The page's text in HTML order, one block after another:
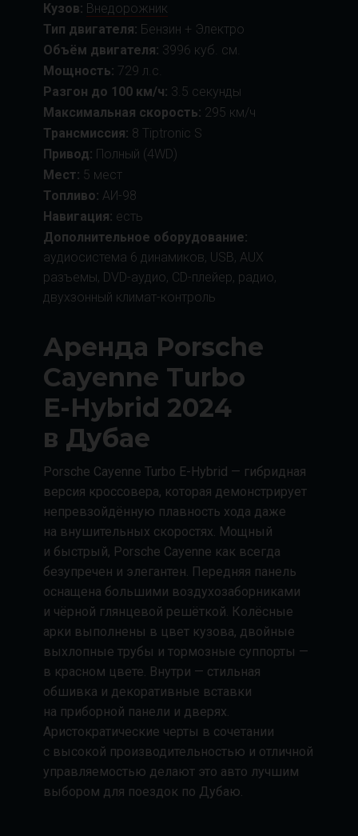
Porsche Cayenne Turbo E-Hybrid — гибридная
версия кроссовера, которая демонстрирует
непревзойдённую плавность хода даже
на внушительных скоростях. Мощный
и быстрый, Porsche Cayenne как всегда
безупречен и элегантен. Передняя панель
оснащена большими воздухозаборниками
и чёрной глянцевой решёткой. Колёсные
арки выполнены в цвет кузова, двойные
выхлопные трубы и тормозные суппорты —
в красном цвете. Внутри — стильная
обшивка и декоративные вставки
на приборной панели и дверях.
Аристократические черты в сочетании
с высокой производительностью и отличной
управляемостью делают это авто лучшим
выбором для поездок по Дубаю.
Аренда Porsche
Cayenne Turbo
E-Hybrid 2024
в Дубае
Объём двигателя: 3996 куб. см.
Максимальная скорость: 295 км/ч
Трансмиссия: 8 Tiptronic S
Разгон до 100 км/ч: 3.5 секунды
Мощность: 729 л.с.
Тип двигателя: Бензин + Электро
Привод: Полный (4WD)
Топливо: АИ-98
Дополнительное оборудование:
аудиосистема 6 динамиков, USB, AUX
разъемы, DVD-аудио, CD-плейер, радио,
двухзонный климат-контроль
Навигация: есть
Мест: 5 мест
Кузов: Внедорожник